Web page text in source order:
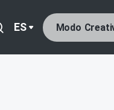
ES Modo